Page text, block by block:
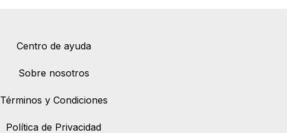
Centro de ayuda
Sobre nosotros
Términos y Condiciones
Política de Privacidad